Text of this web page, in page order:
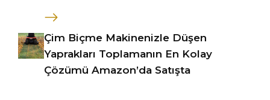
Çim Biçme Makinenizle Düşen
Yaprakları Toplamanın En Kolay
Çözümü Amazon’da Satışta